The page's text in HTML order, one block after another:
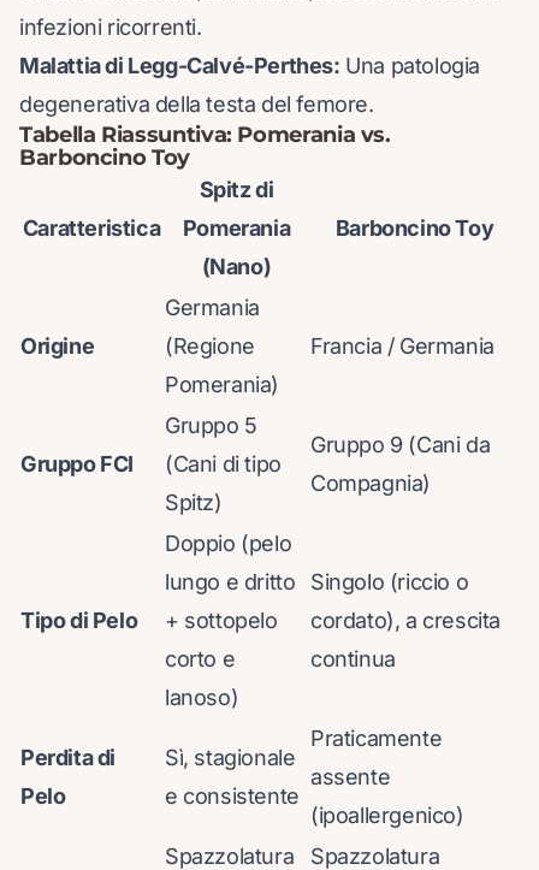
infezioni ricorrenti.
Malattia di Legg-Calvé-Perthes: Una patologia
degenerativa della testa del femore.
Tabella Riassuntiva: Pomerania vs.
Barboncino Toy
Caratteristica
Spitz di
Pomerania
(Nano)
Barboncino Toy
Origine
Germania
(Regione
Pomerania)
Francia / Germania
Gruppo FCI
Gruppo 5
(Cani di tipo
Spitz)
Gruppo 9 (Cani da
Compagnia)
Tipo di Pelo
Doppio (pelo
lungo e dritto
+ sottopelo
corto e
lanoso)
Singolo (riccio o
cordato), a crescita
continua
Perdita di
Pelo
Sì, stagionale
e consistente
Praticamente
assente
(ipoallergenico)
Spazzolatura
Spazzolatura